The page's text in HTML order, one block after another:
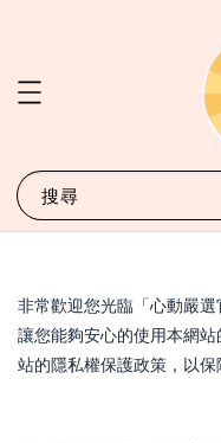
搜尋
非常歡迎您光臨「心動嚴
讓您能夠安心的使用本網
站的隱私權保護政策，以保